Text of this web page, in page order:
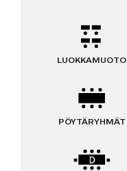
LUOKKAMUOTO
PÖYTÄRYHMÄT